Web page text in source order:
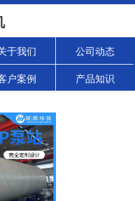
于我们 公司动态
户案例 产品知识